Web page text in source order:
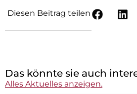
Diesen Beitrag teilen
Das könnte sie auch
Alles Aktuelles anzeigen.